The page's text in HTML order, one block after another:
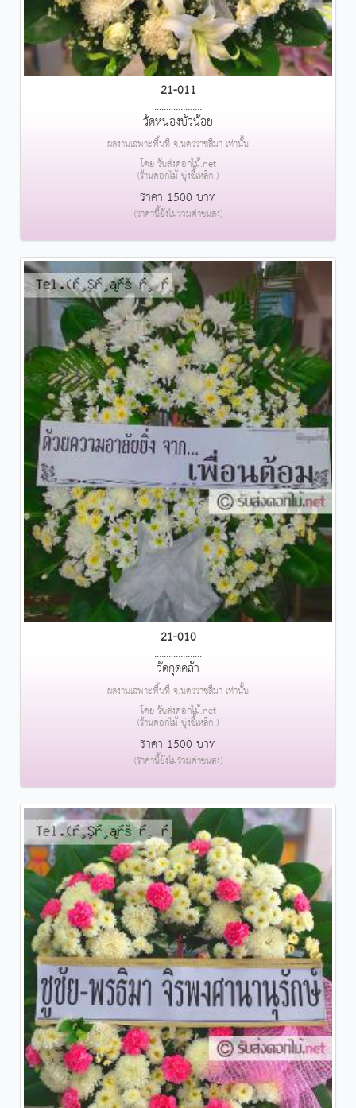
21-011
....................
วัดหนองบัวน้อย
ผลงานเฉพาะพื้นที่ จ.นครราชสีมา เท่านั้น
โดย รับส่งดอกไม้.net
(ร้านดอกไม้ บุ่งขี้เหล็ก )
ราคา 1500 บาท
(ราคานี้ยังไม่รวมค่าขนส่ง)
21-010
....................
วัดกุดคล้า
ผลงานเฉพาะพื้นที่ จ.นครราชสีมา เท่านั้น
โดย รับส่งดอกไม้.net
(ร้านดอกไม้ บุ่งขี้เหล็ก )
ราคา 1500 บาท
(ราคานี้ยังไม่รวมค่าขนส่ง)